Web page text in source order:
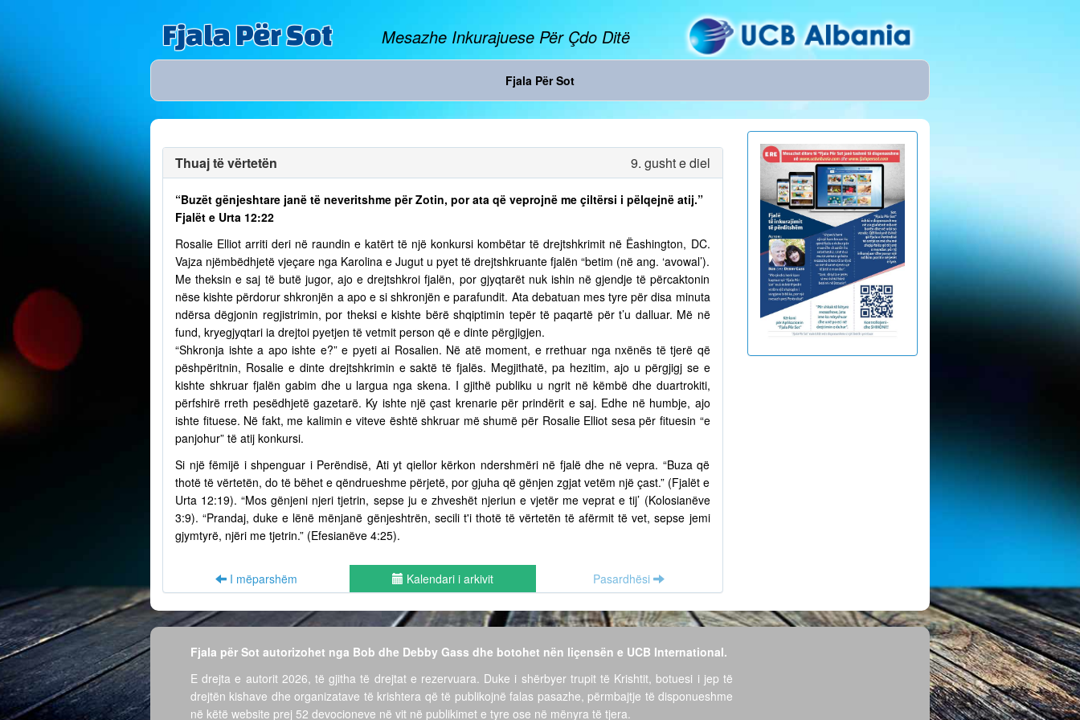
Fjala Për Sot Mesazhe Inkurajuese Për Çdo Ditë
Fjala Për Sot
Thuaj të vërtetën 9. gusht e diel
“Buzët gënjeshtare janë të neveritshme për Zotin, por ata që veprojnë me çiltërsi i pëlqejnë atij.”
Fjalët e Urta 12:22
Rosalie Elliot arriti deri në raundin e katërt të një konkursi kombëtar të drejtshkrimit në Ëashington, DC.
Vajza njëmbëdhjetë vjeçare nga Karolina e Jugut u pyet të drejtshkruante fjalën “betim (në ang. ‘avowal’).
Me theksin e saj të butë jugor, ajo e drejtshkroi fjalën, por gjyqtarët nuk ishin në gjendje të përcaktonin
nëse kishte përdorur shkronjën a apo e si shkronjën e parafundit. Ata debatuan mes tyre për disa minuta
ndërsa dëgjonin regjistrimin, por theksi e kishte bërë shqiptimin tepër të paqartë për t’u dalluar. Më në
fund, kryegjyqtari ia drejtoi pyetjen të vetmit person që e dinte përgjigjen.
“Shkronja ishte a apo ishte e?” e pyeti ai Rosalien. Në atë moment, e rrethuar nga nxënës të tjerë që
pëshpëritnin, Rosalie e dinte drejtshkrimin e saktë të fjalës. Megjithatë, pa hezitim, ajo u përgjigj se e
kishte shkruar fjalën gabim dhe u largua nga skena. I gjithë publiku u ngrit në këmbë dhe duartrokiti,
përfshirë rreth pesëdhjetë gazetarë. Ky ishte një çast krenarie për prindërit e saj. Edhe në humbje, ajo
ishte fituese. Në fakt, me kalimin e viteve është shkruar më shumë për Rosalie Elliot sesa për fituesin “e
panjohur” të atij konkursi.
Si një fëmijë i shpenguar i Perëndisë, Ati yt qiellor kërkon ndershmëri në fjalë dhe në vepra. “Buza që
thotë të vërtetën, do të bëhet e qëndrueshme përjetë, por gjuha që gënjen zgjat vetëm një çast.” (Fjalët e
Urta 12:19). “Mos gënjeni njeri tjetrin, sepse ju e zhveshët njeriun e vjetër me veprat e tij’ (Kolosianëve
3:9). “Prandaj, duke e lënë mënjanë gënjeshtrën, secili t'i thotë të vërtetën të afërmit të vet, sepse jemi
gjymtyrë, njëri me tjetrin.” (Efesianëve 4:25).
I mëparshëm Kalendari i arkivit Pasardhësi
Fjala për Sot autorizohet nga Bob dhe Debby Gass dhe botohet nën liçensën e UCB International.
E drejta e autorit 2026, të gjitha të drejtat e rezervuara. Duke i shërbyer trupit të Krishtit, botuesi i jep të
drejtën kishave dhe organizatave të krishtera që të publikojnë falas pasazhe, përmbajtje të disponueshme
në këtë website prej 52 devocioneve në vit në publikimet e tyre ose në mënyra të tjera.